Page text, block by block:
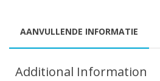
AANVULLENDE INFORMATIE
Additional Information